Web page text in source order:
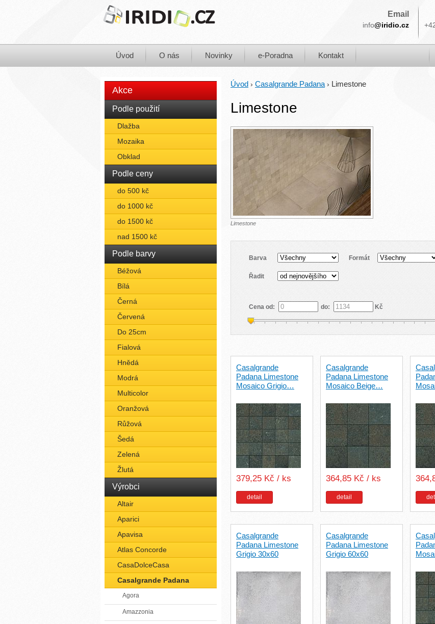
Email
info@iridio.cz
Úvod O nás Novinky e-Poradna Kontakt
Akce
Podle použití
Dlažba
Mozaika
Obklad
Podle ceny
do 500 kč
do 1000 kč
do 1500 kč
nad 1500 kč
Podle barvy
Béžová
Bílá
Černá
Červená
Do 25cm
Fialová
Hnědá
Modrá
Multicolor
Oranžová
Růžová
Šedá
Zelená
Žlutá
Výrobci
Altair
Aparici
Apavisa
Atlas Concorde
CasaDolceCasa
Casalgrande Padana
Agora
Amazzonia
Úvod › Casalgrande Padana › Limestone
Limestone
Limestone
Barva Formát
Řadit
Cena od: do: Kč
Casalgrande
Padana Limestone
Mosaico Grigio…
379,25 Kč / ks
detail
Casalgrande
Padana Limestone
Mosaico Beige…
364,85 Kč / ks
detail
Casalgrande
Padana Limestone
Grigio 30x60
Casalgrande
Padana Limestone
Grigio 60x60